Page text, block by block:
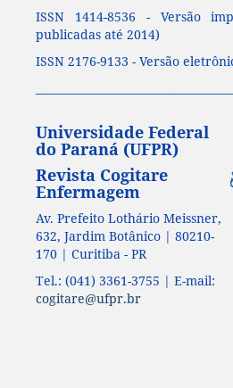
ISSN 1414-8536 - Versão
publicadas até 2014)
ISSN 2176-9133 - Versão
Universidade Federal
do Paraná (UFPR)
Revista Cogitare
Enfermagem
Av. Prefeito Lothário Meissner,
632, Jardim Botânico | 80210-
170 | Curitiba - PR
Tel.: (041) 3361-3755 | E-mail:
cogitare@ufpr.br